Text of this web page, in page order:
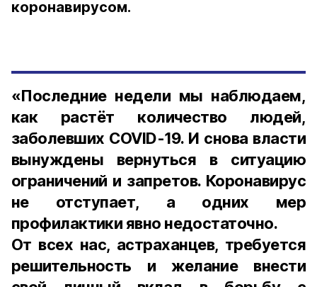
коронавирусом.
«Последние недели мы наблюдаем,
как растёт количество людей,
заболевших COVID-19. И снова власти
вынуждены вернуться в ситуацию
ограничений и запретов. Коронавирус
не отступает, а одних мер
профилактики явно недостаточно.
От всех нас, астраханцев, требуется
решительность и желание внести